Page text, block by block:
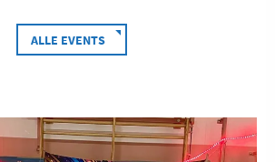
ALLE EVENTS